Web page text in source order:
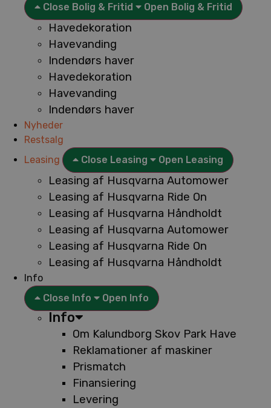
Close Bolig & Fritid
Open Bolig & Fritid
Havedekoration
Havevanding
Indendørs haver
Havedekoration
Havevanding
Indendørs haver
Nyheder
Restsalg
Leasing
Close Leasing Open Leasing
Leasing af Husqvarna Automower
Leasing af Husqvarna Ride On
Leasing af Husqvarna Håndholdt
Leasing af Husqvarna Automower
Leasing af Husqvarna Ride On
Leasing af Husqvarna Håndholdt
Info
Close Info
Open Info
Info
Om Kalundborg Skov Park Have
Reklamationer af maskiner
Prismatch
Finansiering
Levering